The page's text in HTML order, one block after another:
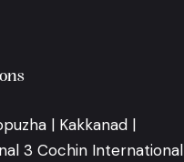
| Kakkanad |
3 Cochin International